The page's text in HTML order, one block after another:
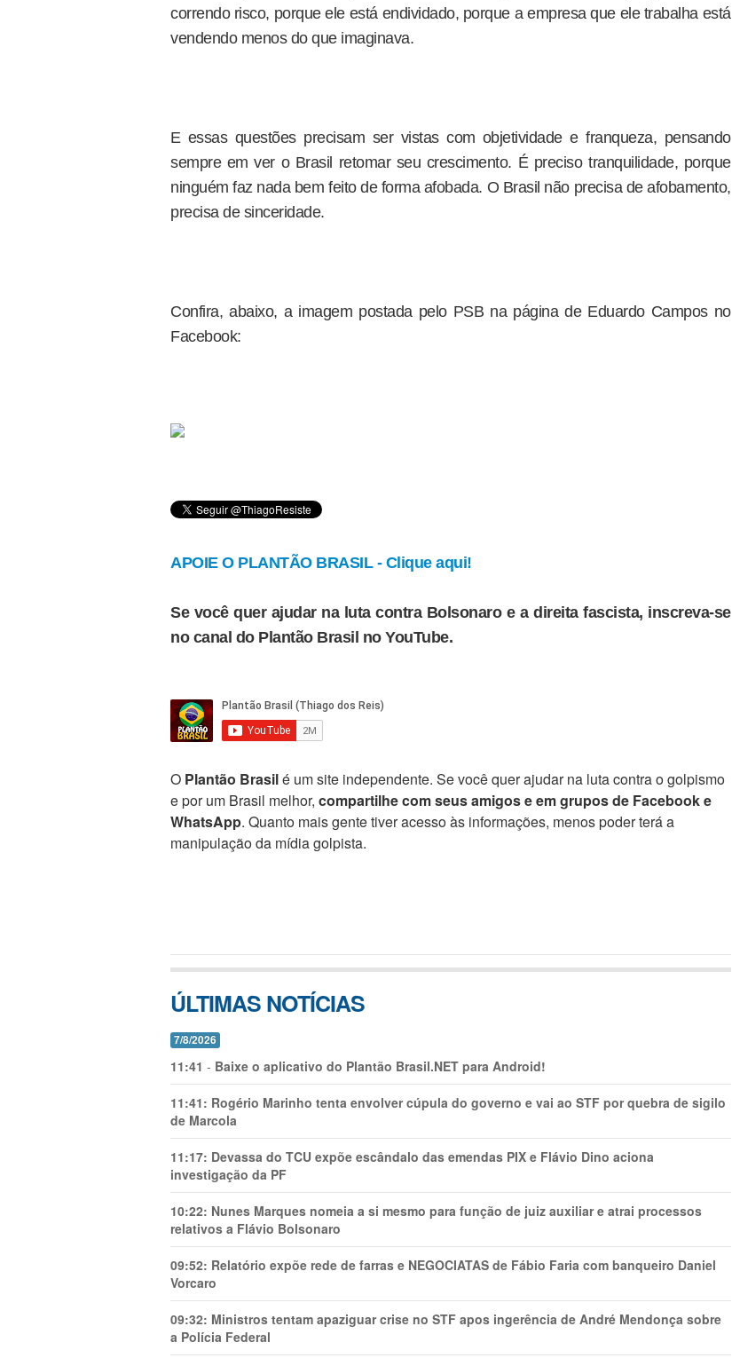
correndo risco, porque ele está endividado, porque a empresa que ele trabalha está
vendendo menos do que imaginava.
E essas questões precisam ser vistas com objetividade e franqueza, pensando
sempre em ver o Brasil retomar seu crescimento. É preciso tranquilidade, porque
ninguém faz nada bem feito de forma afobada. O Brasil não precisa de afobamento,
precisa de sinceridade.
Confira, abaixo, a imagem postada pelo PSB na página de Eduardo Campos no
Facebook:
APOIE O PLANTÃO BRASIL - Clique aqui!
Se você quer ajudar na luta contra Bolsonaro e a direita fascista, inscreva-se
no canal do Plantão Brasil no YouTube.
O Plantão Brasilé um site independente. Se você quer ajudar na luta contra o golpismo
e por um Brasil melhor, compartilhe com seus amigos e em grupos de Facebook e
WhatsApp. Quanto mais gente tiver acesso às informações, menos poder terá a
manipulação da mídia golpista.
ÚLTIMAS NOTÍCIAS
7/8/2026
11:41 - Baixe o aplicativo do Plantão Brasil.NET para Android!
11:41: Rogério Marinho tenta envolver cúpula do governo e vai ao STF por quebra de sigilo
de Marcola
11:17: Devassa do TCU expõe escândalo das emendas PIX e Flávio Dino aciona
investigação da PF
10:22: Nunes Marques nomeia a si mesmo para função de juiz auxiliar e atrai processos
relativos a Flávio Bolsonaro
09:52: Relatório expõe rede de farras e NEGOCIATAS de Fábio Faria com banqueiro Daniel
Vorcaro
09:32: Ministros tentam apaziguar crise no STF apos ingerência de André Mendonça sobre
a Polícia Federal